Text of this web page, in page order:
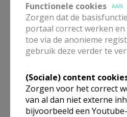
De heer Stefaan Callebaut
Dorpsstraat 26
3360 Bierbeek
Functionele cookies
AAN
Zorgen dat de
portaal correct werken
toe via de anonieme
gebruik deze verder te
(Sociale) content
Zorgen voor het correct
van al dan niet externe
bijvoorbeeld een